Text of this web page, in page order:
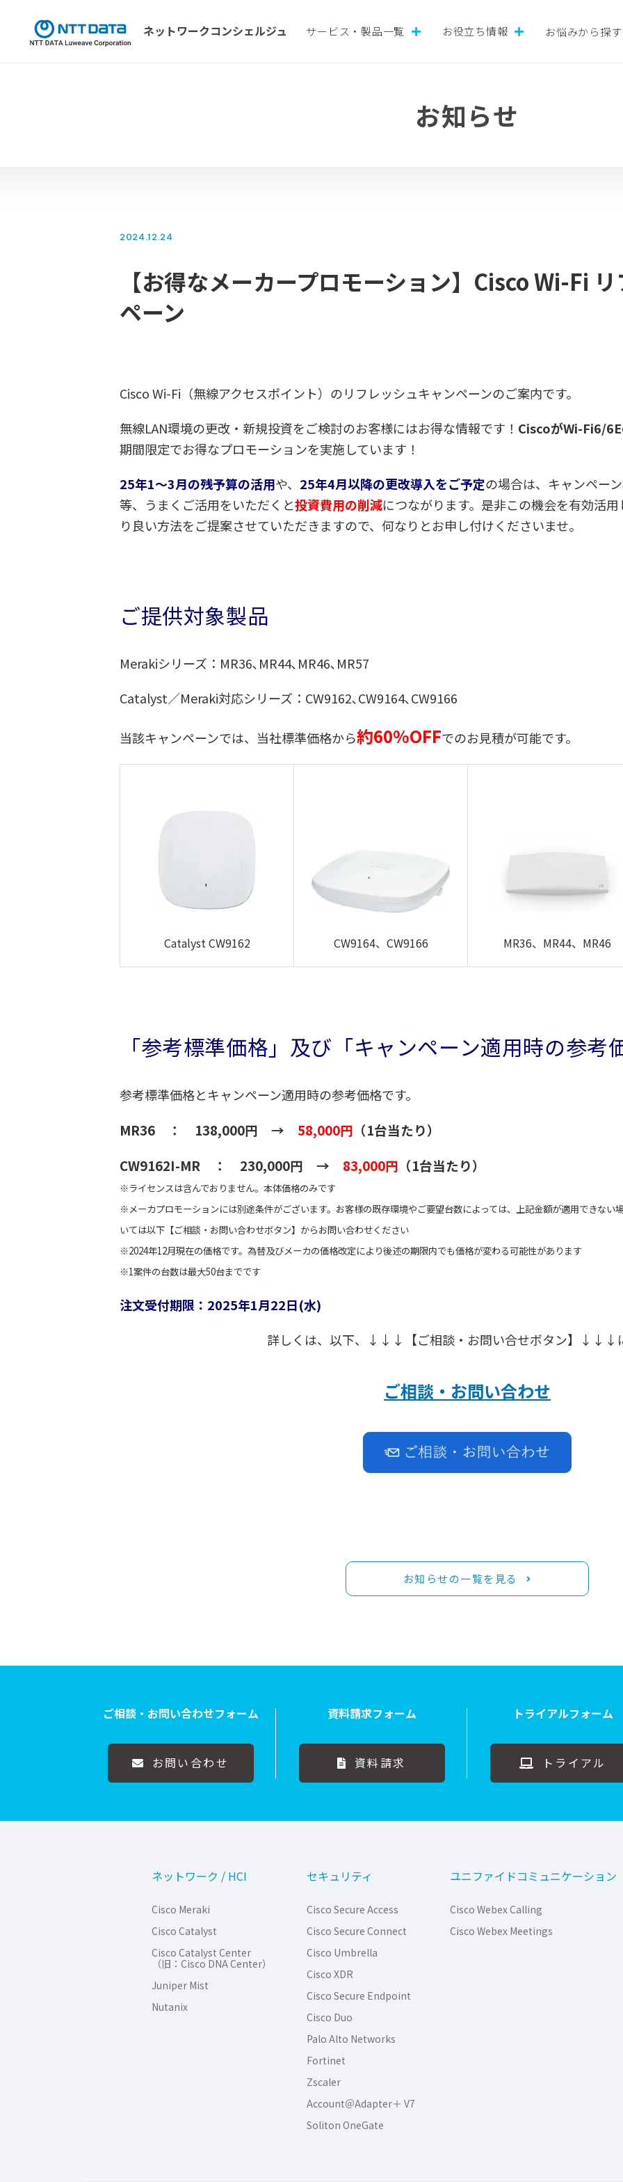
ネットワークコンシェルジュ サービス・製品一覧 お役立ち情報 お悩みから探す
お知らせ
2024.12.24
【お得なメーカープロモーション】Cisco Wi-Fi
ペーン
Cisco Wi-Fi（無線アクセスポイント）のリフレッシュキャンペーンのご案内です。
無線LAN環境の更改・新規投資をご検討のお客様にはお得な情報です！ CiscoがWi-Fi6/
期間限定でお得なプロモーションを実施しています！
25年1～3月の残予算の活用や、 25年4月以降の更改導入をご予定の場合は、キャンペー
等、うまくご活用をいただくと投資費用の削減につながります。是非この機会を有効活
り良い方法をご提案させていただきますので、何なりとお申し付けくださいませ。
ご提供対象製品
Merakiシリーズ：MR36､MR44､MR46､MR57
Catalyst／Meraki対応シリーズ：CW9162､CW9164､CW9166
当該キャンペーンでは、当社標準価格から約60%OFFでのお見積が可能です。
Catalyst CW9162 CW9164、CW9166 MR36、MR44、MR46
「参考標準価格」及び「キャンペーン適用時の参考
参考標準価格とキャンペーン適用時の参考価格です。
MR36 ： 138,000円 → 58,000円 （1台当たり）
CW9162I-MR ： 230,000円 → 83,000円 （1台当たり）
※ライセンスは含んでおりません。本体価格のみです
※メーカプロモーションには別途条件がございます。お客様の既存環境やご要望台数によっては、上記金額が適用できない
いては以下【ご相談・お問い合わせボタン】からお問い合わせください
※2024年12月現在の価格です。為替及びメーカの価格改定により後述の期限内でも価格が変わる可能性があります
※1案件の台数は最大50台までです
注文受付期限：2025年1月22日(水)
詳しくは、以下、↓↓↓【ご相談・お問い合せボタン】↓↓↓
ご相談・お問い合わせ
お知らせの一覧を見る
ご相談・お問い合わせフォーム
お問い合わせ
資料請求フォーム
資料請求
トライアルフォーム
トライアル
ネットワーク / HCI
Cisco Meraki
Cisco Catalyst
Cisco Catalyst Center
（旧：Cisco DNA Center）
Juniper Mist
Nutanix
セキュリティ
Cisco Secure Access
Cisco Secure Connect
Cisco Umbrella
Cisco XDR
Cisco Secure Endpoint
Cisco Duo
Palo Alto Networks
Fortinet
Zscaler
Account＠Adapter＋ V7
Soliton OneGate
ユニファイドコミュニケーション
Cisco Webex Calling
Cisco Webex Meetings